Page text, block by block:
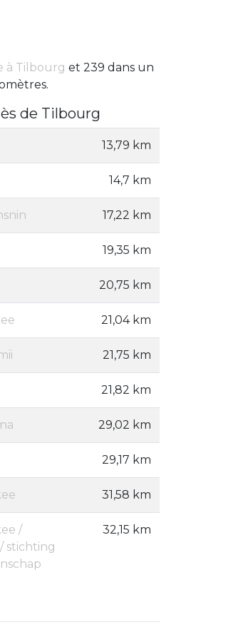
à Tilbourg et 239 dans un
de Tilbourg
13,79 km
14,7 km
17,22 km
19,35 km
20,75 km
21,04 km
21,75 km
21,82 km
29,02 km
29,17 km
31,58 km
/
stichting
32,15 km